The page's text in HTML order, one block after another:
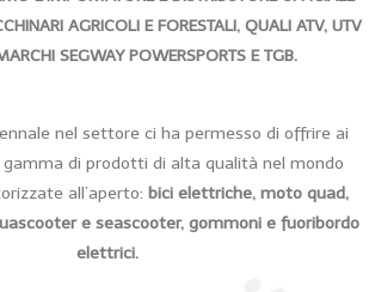
AGRICOLI E FORESTALI, QUALI ATV, UTV
SEGWAY POWERSPORTS E TGB.
nel settore ci ha permesso di offrire ai
di prodotti di alta qualità nel mondo
all’aperto: bici elettriche, moto quad,
e seascooter, gommoni e fuoribordo
elettrici.